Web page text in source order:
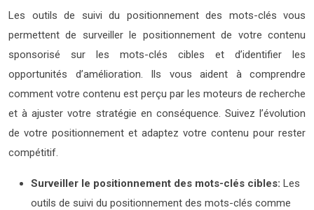
Les outils de suivi du positionnement des mots-clés vous
permettent de surveiller le positionnement de votre contenu
sponsorisé sur les mots-clés cibles et d’identifier les
opportunités d’amélioration. Ils vous aident à comprendre
comment votre contenu est perçu par les moteurs de recherche
et à ajuster votre stratégie en conséquence. Suivez l’évolution
de votre positionnement et adaptez votre contenu pour rester
compétitif.
Surveiller le positionnement des mots-clés cibles: Les
outils de suivi du positionnement des mots-clés comme